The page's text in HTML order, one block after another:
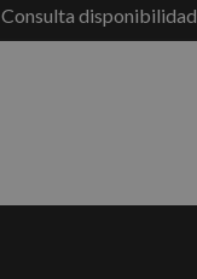
Consulta disponibilidad